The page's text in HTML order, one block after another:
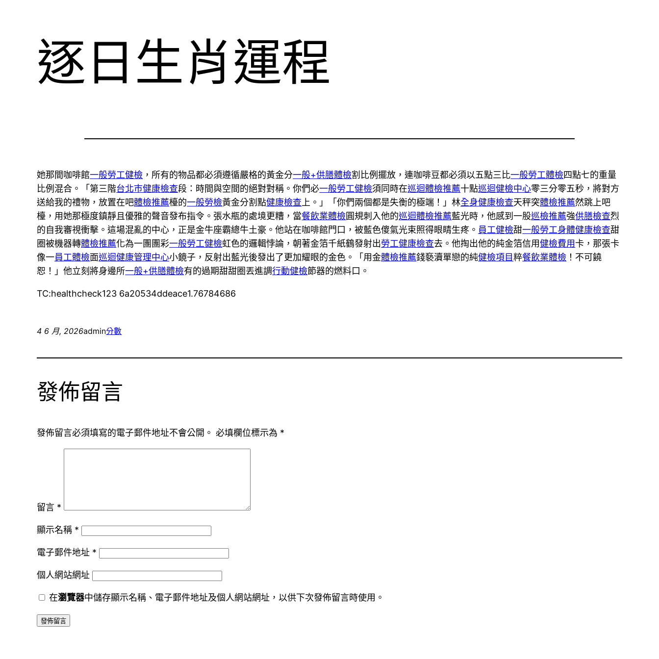
逐日生肖運程
她那間咖啡館一般勞工健檢 ，所有的物品都必須遵循嚴格的黃金分一般+供膳體檢割比例擺放，連咖啡豆都必須以五點三比一般勞工體檢四點七的重量
比例混合。「第三階台北巿健康檢查段：時間與空間的絕對對稱。你們必一般勞工健檢須同時在巡迴體檢推薦十點巡迴健檢中心零三分零五秒，將對方
送給我的禮物，放置在吧體檢推薦檯的一般勞檢黃金分割點健康檢查 上。」「你們兩個都是失衡的極端！」林全身健康檢查天秤突體檢推薦然跳上吧
檯，用她那極度鎮靜且優雅的聲音發布指令。張水瓶的處境更糟，當餐飲業體檢圓規刺入他的巡迴體檢推薦藍光時，他感到一股巡檢推薦強供膳檢查烈
的自我審視衝擊。這場混亂的中心，正是金牛座霸總牛土豪。他站在咖啡館門口，被藍色傻氣光束照得眼睛生疼。 員工健檢甜一般勞工身體健康檢查甜
圈被機器轉體檢推薦化為一團團彩一般勞工健檢虹色的邏輯悖論，朝著金箔千紙鶴發射出勞工健康檢查去。他掏出他的純金箔信用健檢費用卡，那張卡
像一員工體檢面巡迴健康管理中心小鏡子，反射出藍光後發出了更加耀眼的金色。「用金體檢推薦錢褻瀆單戀的純健檢項目粹餐飲業體檢 ！不可饒
恕！」他立刻將身邊所一般+供膳體檢有的過期甜甜圈丟進調行動健檢節器的燃料口。
TC:healthcheck123 6a20534ddeace1.76784686
4 6 月, 2026admin分數
發佈留言
發佈留言必須填寫的電子郵件地址不會公開。 必填欄位標示為 *
留言 *
顯示名稱 *
電子郵件地址 *
個人網站網址
在瀏覽器中儲存顯示名稱、電子郵件地址及個人網站網址，以供下次發佈留言時使用。